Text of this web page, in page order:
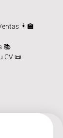
👨‍🏫
📚
CV 📜